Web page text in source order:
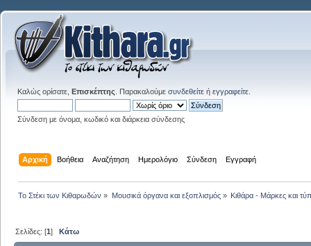
Καλώς ορίσατε, Επισκέπτης . Παρακαλούμε συνδεθείτε ή εγγραφείτε
Σύνδεση με όνομα, κωδικό και διάρκεια σύνδεσης
Αρχική Βοήθεια Αναζήτηση Ημερολόγιο Σύνδεση Εγγραφή
Το Στέκι των Κιθαρωδών » Μουσικά όργανα και εξοπλισμός» Κιθάρα - Μάρκες και
Σελίδες: [1]Κάτω